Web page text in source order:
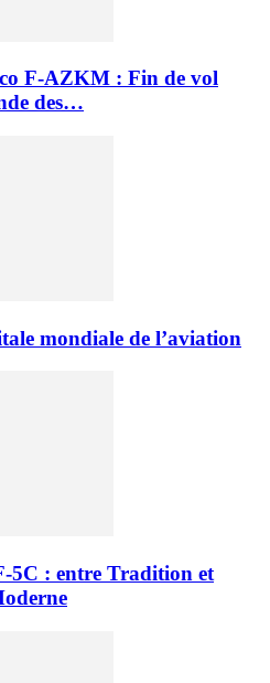
F-AZKM : Fin de vol
des…
mondiale de l’aviation
5C : entre Tradition et